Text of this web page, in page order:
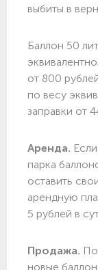
выбиты в
Баллон 50
от 800
по весу
заправки от
Аренда.
парка
оставить
арендную
5 рублей в
Продажа.
новые